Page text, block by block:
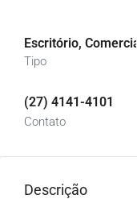
Escritório, Comercial
Tipo
(27) 4141-4101
Contato
Descrição